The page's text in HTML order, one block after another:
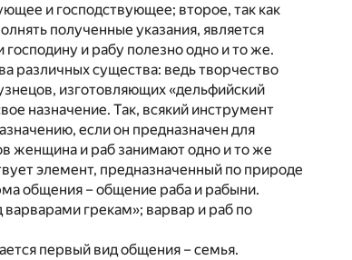
и господствующее; второе, так как
полученные указания, является
и рабу полезно одно и то же.
различных существа: ведь творчество
изготовляющих «дельфийский
назначение. Так, всякий инструмент
если он предназначен для
женщина и раб занимают одно и то же
элемент, предназначенный по природе
общения – общение раба и рабыни.
грекам»; варвар и раб по
первый вид общения – семья.